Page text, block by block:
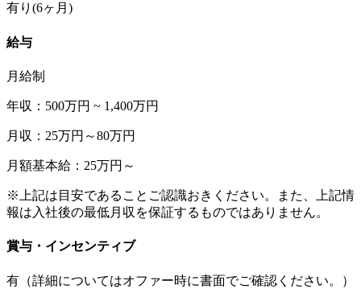
有り(6ヶ月)
給与
月給制
年収：500万円 ~ 1,400万円
月収：25万円～80万円
月額基本給：25万円～
※上記は目安であることご認識おきください。また、上記情
報は入社後の最低月収を保証するものではありません。
賞与・インセンティブ
有（詳細についてはオファー時に書面でご確認ください。）